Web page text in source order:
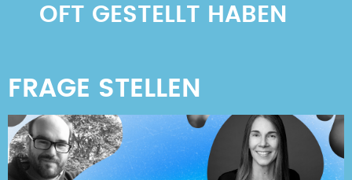
OFT GESTELLT HABEN